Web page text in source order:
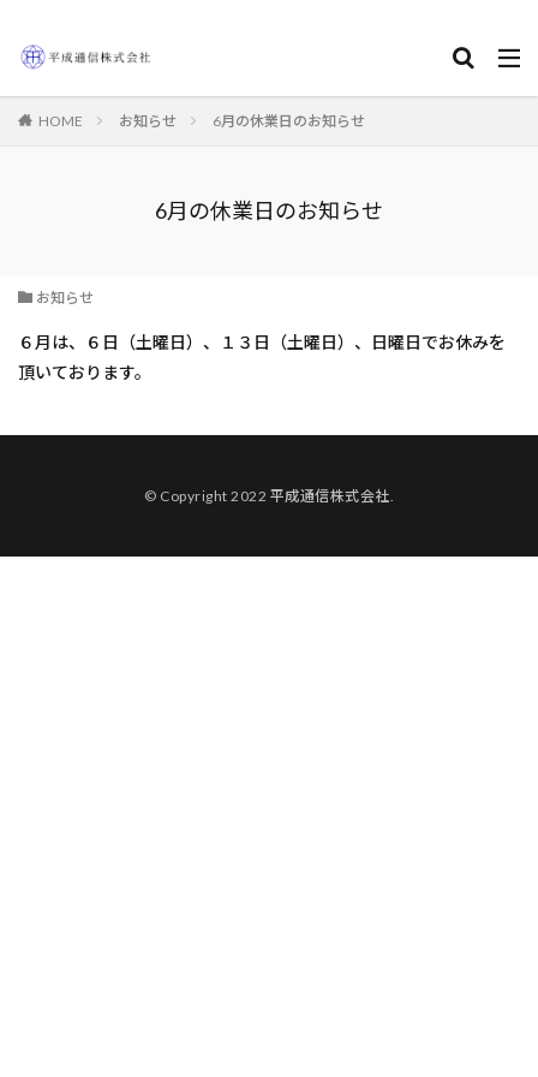
HOME お知らせ 6月の休業日のお知らせ
6月の休業日のお知らせ
お知らせ
６月は、６日（土曜日）、１３日（土曜日）、日曜日でお休みを
頂いております。
© Copyright 2022 平成通信株式会社.